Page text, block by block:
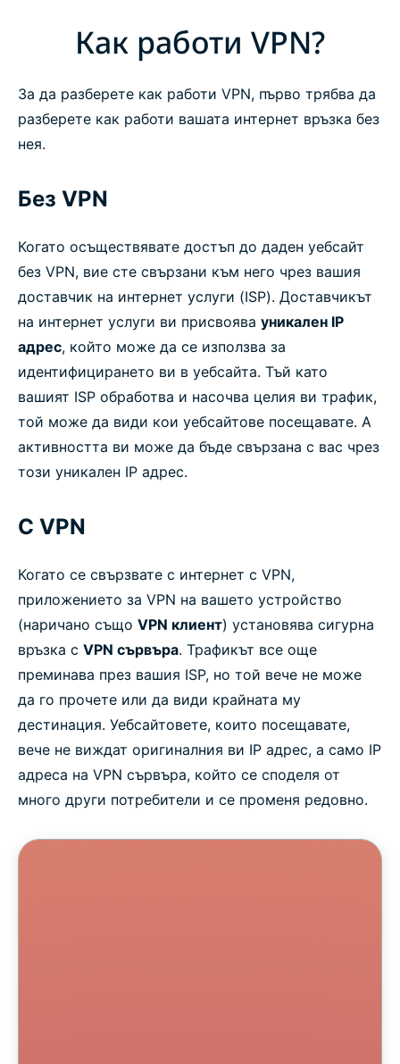
Как работи VPN?
За да разберете как работи VPN, първо трябва да
разберете как работи вашата интернет връзка без
нея.
Без VPN
Когато осъществявате достъп до даден уебсайт
без VPN, вие сте свързани към него чрез вашия
доставчик на интернет услуги (ISP). Доставчикът
на интернет услуги ви присвоява уникален IP
адрес, който може да се използва за
идентифицирането ви в уебсайта. Тъй като
вашият ISP обработва и насочва целия ви трафик,
той може да види кои уебсайтове посещавате. А
активността ви може да бъде свързана с вас чрез
този уникален IP адрес.
С VPN
Когато се свързвате с интернет с VPN,
приложението за VPN на вашето устройство
(наричано също VPN клиент) установява сигурна
връзка с VPN сървъра. Трафикът все още
преминава през вашия ISP, но той вече не може
да го прочете или да види крайната му
дестинация. Уебсайтовете, които посещавате,
вече не виждат оригиналния ви IP адрес, а само IP
адреса на VPN сървъра, който се споделя от
много други потребители и се променя редовно.